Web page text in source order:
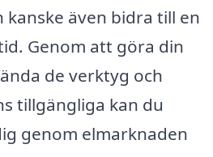
kanske även bidra till en
Genom att göra din
de verktyg och
tillgängliga kan du
genom elmarknaden